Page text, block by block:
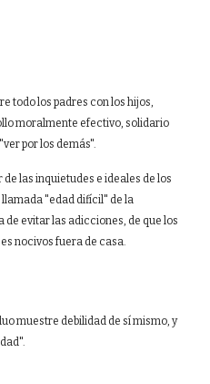
todo los padres con los hijos,
moralmente efectivo, solidario
por los demás".
las inquietudes e ideales de los
"edad difícil" de la
evitar las adicciones, de que los
nocivos fuera de casa.
muestre debilidad de sí mismo, y